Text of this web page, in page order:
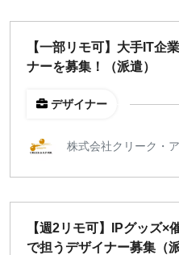
東京
大阪
名古屋
福岡
募集状況
時給
【一部リモ可】大手IT企
ナーを募集！（派遣）
デザイナー
株式会社クリーク・
【週2リモ可】IPグッズ×
で担うデザイナー募集（派